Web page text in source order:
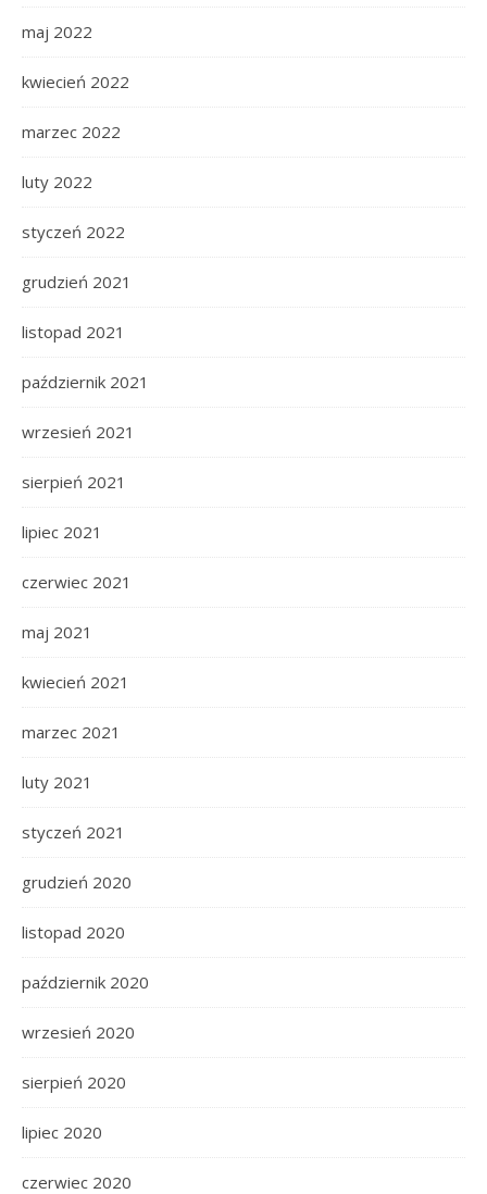
maj 2022
kwiecień 2022
marzec 2022
luty 2022
styczeń 2022
grudzień 2021
listopad 2021
październik 2021
wrzesień 2021
sierpień 2021
lipiec 2021
czerwiec 2021
maj 2021
kwiecień 2021
marzec 2021
luty 2021
styczeń 2021
grudzień 2020
listopad 2020
październik 2020
wrzesień 2020
sierpień 2020
lipiec 2020
czerwiec 2020